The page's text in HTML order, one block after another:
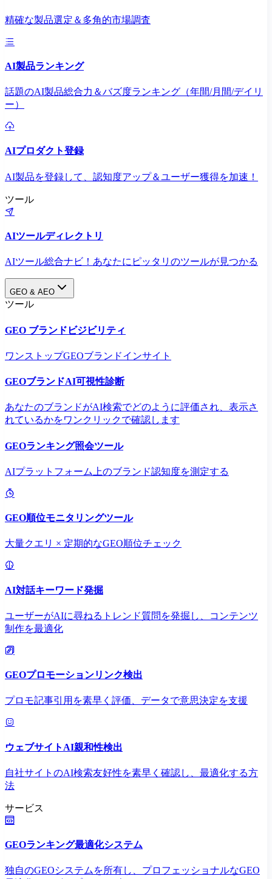
精確な製品選定＆多角的市場調査
AI製品ランキング
話題のAI製品総合力＆バズ度ランキング（年間/月間/デイリ
ー）
AIプロダクト登録
AI製品を登録して、認知度アップ＆ユーザー獲得を加速！
ツール
AIツールディレクトリ
AIツール総合ナビ！あなたにピッタリのツールが見つかる
GEO & AEO
ツール
GEO ブランドビジビリティ
ワンストップGEOブランドインサイト
GEOブランドAI可視性診断
あなたのブランドがAI検索でどのように評価され、表示さ
れているかをワンクリックで確認します
GEOランキング照会ツール
AIプラットフォーム上のブランド認知度を測定する
GEO順位モニタリングツール
大量クエリ × 定期的なGEO順位チェック
AI対話キーワード発掘
ユーザーがAIに尋ねるトレンド質問を発掘し、コンテンツ
制作を最適化
GEOプロモーションリンク検出
プロモ記事引用を素早く評価、データで意思決定を支援
ウェブサイトAI親和性検出
自社サイトのAI検索友好性を素早く確認し、最適化する方
法
サービス
GEOランキング最適化システム
独自のGEOシステムを所有し、プロフェッショナルなGEO